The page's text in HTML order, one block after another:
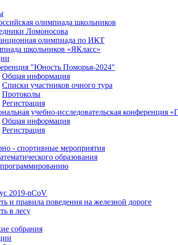
олимпиада школьников
Ломоносова
олимпиада по ИКТ
школьников «ЯКласс»
"Юность Поморья-2024"
Общая информация
Списки участников очного тура
Протоколы
Регистрация
учебно-исследовательская конференция
Общая информация
Регистрация
- спортивные мероприятия
образования
2019-nCoV
и правила поведения на железной дороге
в лесу
собрания